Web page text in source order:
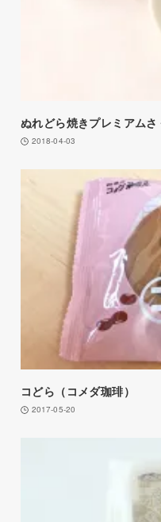
ぬれどら焼きプレミアムさ
2018-04-03
コどら（コメダ珈琲）
2017-05-20